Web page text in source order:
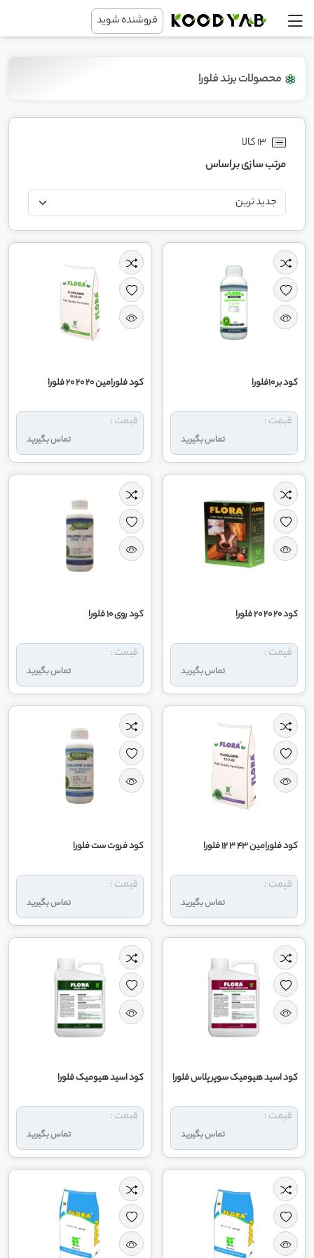
فروشنده شوید
محصولات برند فلورا
13 کالا
مرتب سازی بر اساس
کود بر 10فلورا
تماس بگیرید
قیمت :
کود فلورامین 20 20 20 فلورا
تماس بگیرید
قیمت :
کود 20 20 20 فلورا
تماس بگیرید
قیمت :
کود روی 10 فلورا
تماس بگیرید
قیمت :
کود فلورامین 43 3 12 فلورا
تماس بگیرید
قیمت :
کود فروت ست فلورا
تماس بگیرید
قیمت :
کود اسید هیومیک سوپر پلاس فلورا
تماس بگیرید
قیمت :
کود اسید هیومیک فلورا
تماس بگیرید
قیمت :